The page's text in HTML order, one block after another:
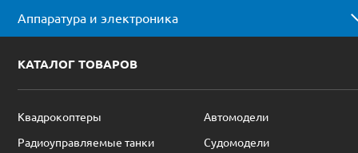
Аппаратура и электроника
КАТАЛОГ ТОВАРОВ
Квадрокоптеры
Автомодели
Радиоуправляемые танки
Судомодели